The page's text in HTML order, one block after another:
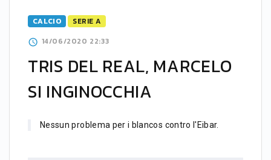
CALCIO
SERIE A
14/06/2020 22:33
TRIS DEL REAL, MARCELO
SI INGINOCCHIA
Nessun problema per i blancos contro l'Eibar.